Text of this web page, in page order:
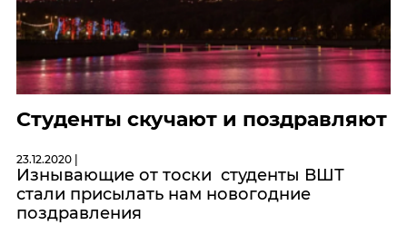
Студенты скучают и поздравляют
23.12.2020 |
Изнывающие от тоски студенты ВШТ
стали присылать нам новогодние
поздравления